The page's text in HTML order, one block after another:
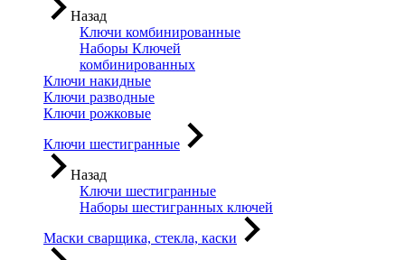
Назад
Ключи комбинированные
Наборы Ключей
комбинированных
Ключи накидные
Ключи разводные
Ключи рожковые
Ключи шестигранные
Назад
Ключи шестигранные
Наборы шестигранных ключей
Маски сварщика, стекла, каски